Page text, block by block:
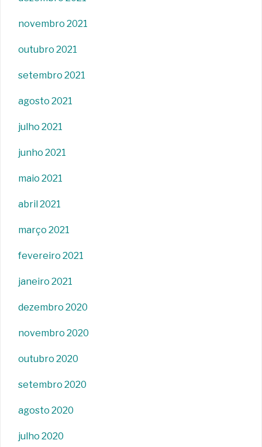
novembro 2021
outubro 2021
setembro 2021
agosto 2021
julho 2021
junho 2021
maio 2021
abril 2021
março 2021
fevereiro 2021
janeiro 2021
dezembro 2020
novembro 2020
outubro 2020
setembro 2020
agosto 2020
julho 2020